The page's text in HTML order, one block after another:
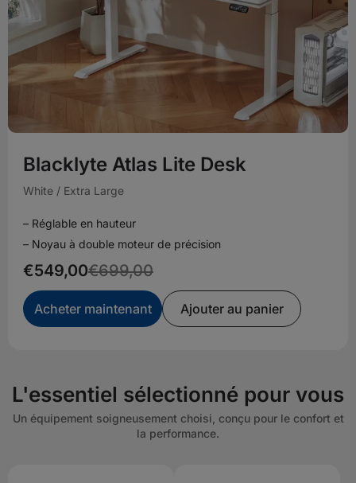
Blacklyte Atlas Lite Desk
White / Extra Large
– Réglable en hauteur
– Noyau à double moteur de précision
€549,00€699,00
Acheter maintenant Ajouter au panier
L'essentiel sélectionné pour vous
Un équipement soigneusement choisi, conçu pour le confort et
la performance.